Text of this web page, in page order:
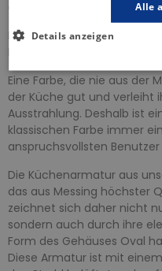
eleganten Touch verleiht.
Die Küchenarmatur der Serie
Eine Farbe, die nie aus
der Küche gut und verleiht
Ausstrahlung. Deshalb ist
klassischen Farbe immer
anspruchsvollsten
Die Küchenarmatur aus
das aus Messing höchster
zeichnet sich daher nicht
sondern auch durch ihre
Form des Gehäuses Oval
Diese Armatur ist mit
Alle
Details anzeigen